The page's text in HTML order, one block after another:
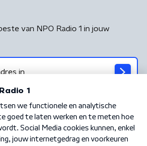
van NPO Radio 1 in jouw